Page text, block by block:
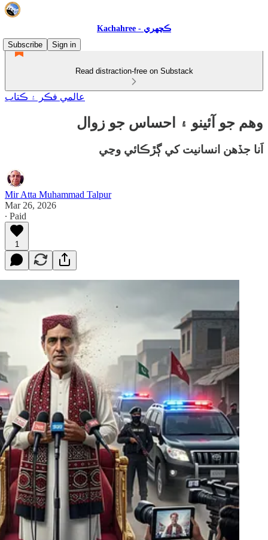
Kachahree - ڪچهري
Subscribe
Sign in
Read distraction-free on Substack
عالمي فڪر ۽ ڪتاب
وهم جو آئينو ۽ احساس جو زوال
اَنا جڏهن انسانيت کي ڳڙڪائي وڃي
Mir Atta Muhammad Talpur
Mar 26, 2026
∙ Paid
1